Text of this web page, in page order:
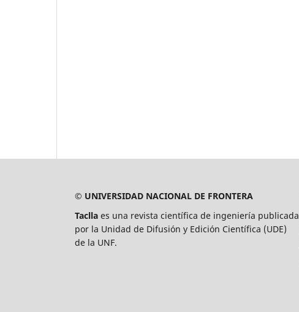
© UNIVERSIDAD NACIONAL DE FRONTERA
Taclla es una revista científica de ingeniería publicada
por la Unidad de Difusión y Edición Científica (UDE)
de la UNF.